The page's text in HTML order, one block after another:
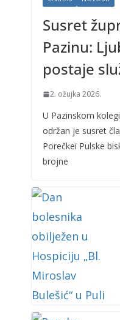
Susret
Pazinu:
postaje
2. ožujka 2026.
U Pazinskom
održan je susret
Porečkei Pulske
brojne